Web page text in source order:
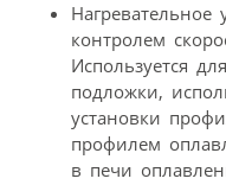
Нагревательное
контролем
Используется
подложки,
установки
профилем
в печи